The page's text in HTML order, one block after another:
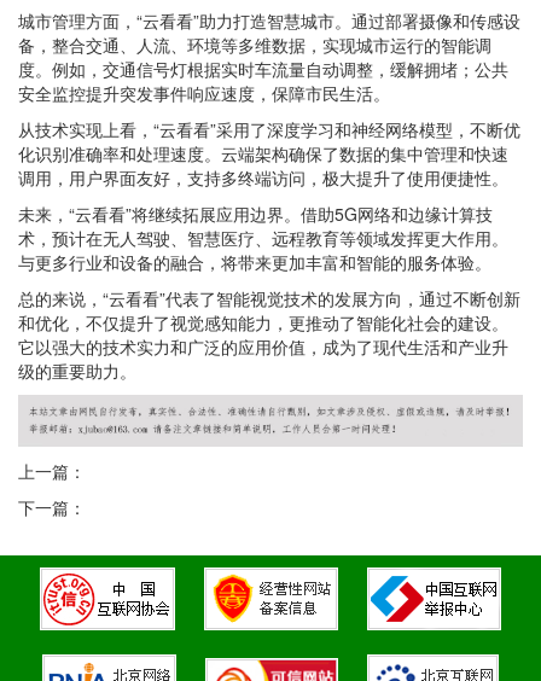
城市管理方面，“云看看”助力打造智慧城市。通过部署摄像和传感设
备，整合交通、人流、环境等多维数据，实现城市运行的智能调
度。例如，交通信号灯根据实时车流量自动调整，缓解拥堵；公共
安全监控提升突发事件响应速度，保障市民生活。
从技术实现上看，“云看看”采用了深度学习和神经网络模型，不断优
化识别准确率和处理速度。云端架构确保了数据的集中管理和快速
调用，用户界面友好，支持多终端访问，极大提升了使用便捷性。
未来，“云看看”将继续拓展应用边界。借助5G网络和边缘计算技
术，预计在无人驾驶、智慧医疗、远程教育等领域发挥更大作用。
与更多行业和设备的融合，将带来更加丰富和智能的服务体验。
总的来说，“云看看”代表了智能视觉技术的发展方向，通过不断创新
和优化，不仅提升了视觉感知能力，更推动了智能化社会的建设。
它以强大的技术实力和广泛的应用价值，成为了现代生活和产业升
级的重要助力。
上一篇：
下一篇：